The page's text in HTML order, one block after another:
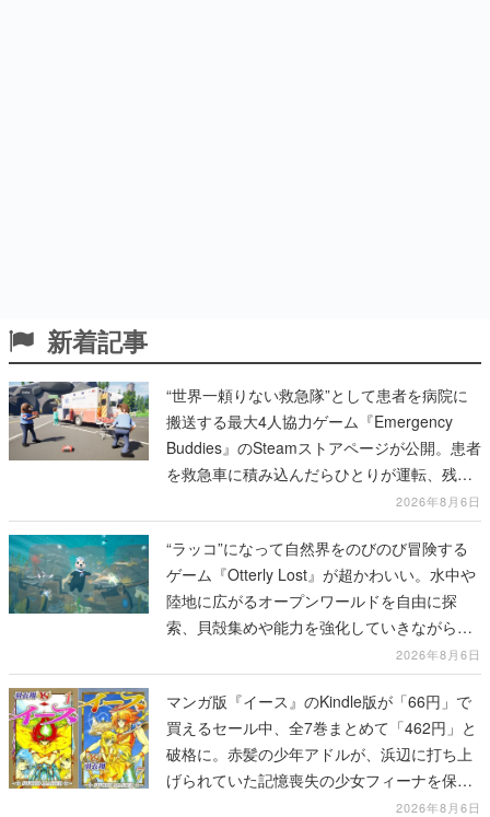
新着記事
“世界一頼りない救急隊”として患者を病院に
搬送する最大4人協力ゲーム『Emergency
Buddies』のSteamストアページが公開。患者
を救急車に積み込んだらひとりが運転、残り
2026年8月6日
“ラッコ”になって自然界をのびのび冒険する
ゲーム『Otterly Lost』が超かわいい。水中や
陸地に広がるオープンワールドを自由に探
索、貝殻集めや能力を強化していきながら、
2026年8月6日
マンガ版『イース』のKindle版が「66円」で
買えるセール中、全7巻まとめて「462円」と
破格に。赤髪の少年アドルが、浜辺に打ち上
げられていた記憶喪失の少女フィーナを保護
2026年8月6日